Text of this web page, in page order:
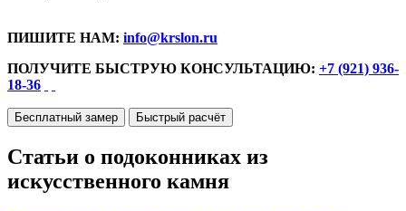
ПИШИТЕ НАМ: info@krslon.ru
ПОЛУЧИТЕ БЫСТРУЮ КОНСУЛЬТАЦИЮ: +7 (921) 936-
18-36
Бесплатный замер Быстрый расчёт
Статьи о подоконниках из
искусственного камня